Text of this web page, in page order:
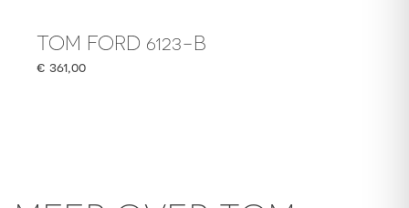
TOM FORD 6123-B
€ 361,00